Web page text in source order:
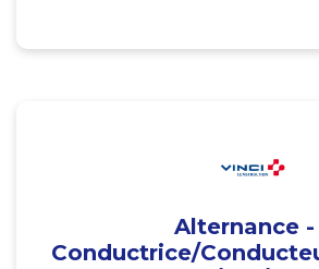
Alternance -
Conductrice/